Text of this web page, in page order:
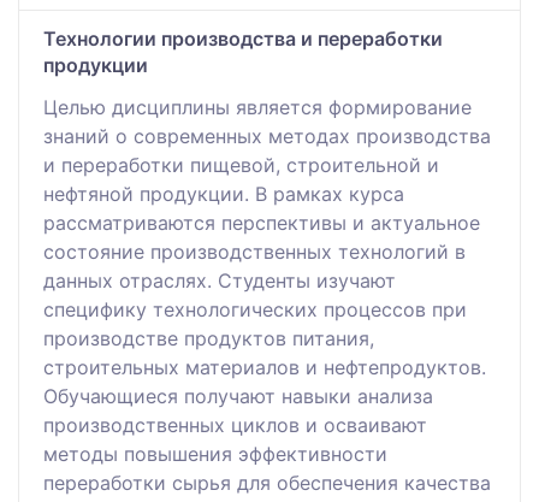
Технологии производства и переработки
продукции
Целью дисциплины является формирование
знаний о современных методах производства
и переработки пищевой, строительной и
нефтяной продукции. В рамках курса
рассматриваются перспективы и актуальное
состояние производственных технологий в
данных отраслях. Студенты изучают
специфику технологических процессов при
производстве продуктов питания,
строительных материалов и нефтепродуктов.
Обучающиеся получают навыки анализа
производственных циклов и осваивают
методы повышения эффективности
переработки сырья для обеспечения качества